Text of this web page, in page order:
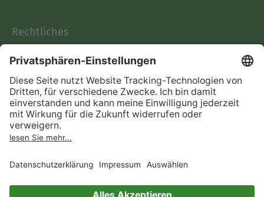
Rechtliches
AGB
Informationen nach Data
Act
Verträge hier kündigen
Impressum